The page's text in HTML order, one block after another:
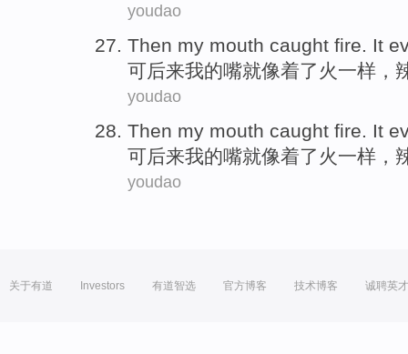
youdao
Then my mouth caught fire. It
可后来我的嘴就像着了 火一样，
youdao
Then my mouth caught fire. It
可后来我的嘴就像着了 火一样，
youdao
关于有道 Investors 有道智选 官方博客 技术博客 诚聘英才